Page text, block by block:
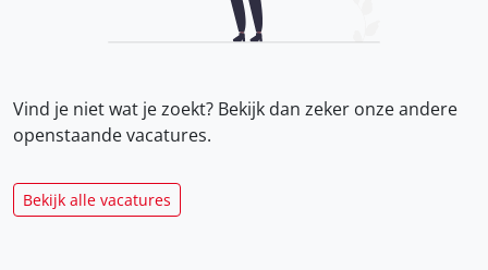
Vind je niet wat je zoekt? Bekijk dan zeker onzeandere
openstaande vacatures.
Bekijk alle vacatures